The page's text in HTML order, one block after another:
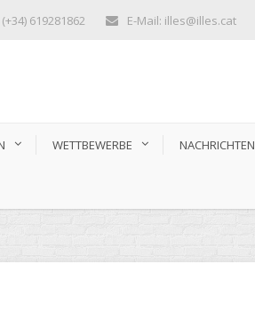
619281862 E-Mail: illes@illes.cat
WETTBEWERBE NACHRICHTEN